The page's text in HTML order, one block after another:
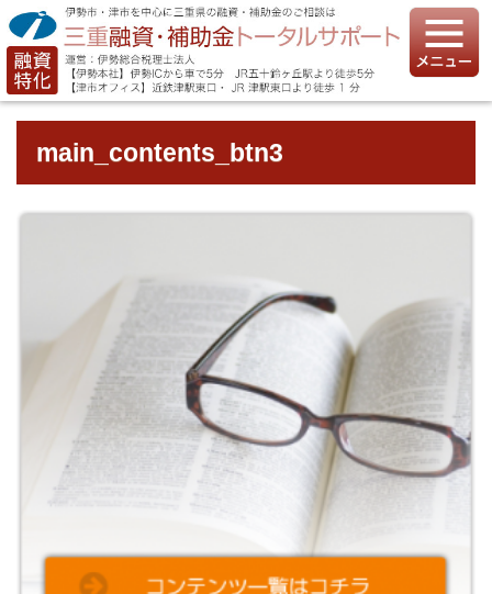
main_contents_btn3